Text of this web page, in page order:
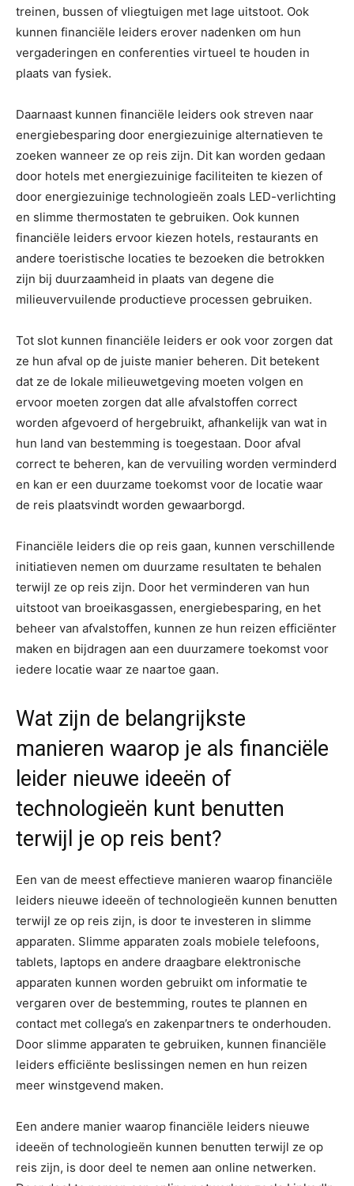
treinen, bussen of vliegtuigen met lage uitstoot. Ook
kunnen financiële leiders erover nadenken om hun
vergaderingen en conferenties virtueel te houden in
plaats van fysiek.
Daarnaast kunnen financiële leiders ook streven naar
energiebesparing door energiezuinige alternatieven te
zoeken wanneer ze op reis zijn. Dit kan worden gedaan
door hotels met energiezuinige faciliteiten te kiezen of
door energiezuinige technologieën zoals LED-verlichting
en slimme thermostaten te gebruiken. Ook kunnen
financiële leiders ervoor kiezen hotels, restaurants en
andere toeristische locaties te bezoeken die betrokken
zijn bij duurzaamheid in plaats van degene die
milieuvervuilende productieve processen gebruiken.
Tot slot kunnen financiële leiders er ook voor zorgen dat
ze hun afval op de juiste manier beheren. Dit betekent
dat ze de lokale milieuwetgeving moeten volgen en
ervoor moeten zorgen dat alle afvalstoffen correct
worden afgevoerd of hergebruikt, afhankelijk van wat in
hun land van bestemming is toegestaan. Door afval
correct te beheren, kan de vervuiling worden verminderd
en kan er een duurzame toekomst voor de locatie waar
de reis plaatsvindt worden gewaarborgd.
Financiële leiders die op reis gaan, kunnen verschillende
initiatieven nemen om duurzame resultaten te behalen
terwijl ze op reis zijn. Door het verminderen van hun
uitstoot van broeikasgassen, energiebesparing, en het
beheer van afvalstoffen, kunnen ze hun reizen efficiënter
maken en bijdragen aan een duurzamere toekomst voor
iedere locatie waar ze naartoe gaan.
Wat zijn de belangrijkste
manieren waarop je als financiële
leider nieuwe ideeën of
technologieën kunt benutten
terwijl je op reis bent?
Een van de meest effectieve manieren waarop financiële
leiders nieuwe ideeën of technologieën kunnen benutten
terwijl ze op reis zijn, is door te investeren in slimme
apparaten. Slimme apparaten zoals mobiele telefoons,
tablets, laptops en andere draagbare elektronische
apparaten kunnen worden gebruikt om informatie te
vergaren over de bestemming, routes te plannen en
contact met collega’s en zakenpartners te onderhouden.
Door slimme apparaten te gebruiken, kunnen financiële
leiders efficiënte beslissingen nemen en hun reizen
meer winstgevend maken.
Een andere manier waarop financiële leiders nieuwe
ideeën of technologieën kunnen benutten terwijl ze op
reis zijn, is door deel te nemen aan online netwerken.